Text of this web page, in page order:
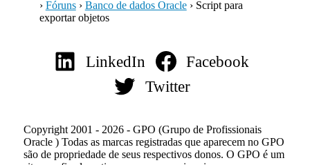
› Fóruns › Banco de dados Oracle › Script para
exportar objetos
LinkedIn
Facebook
Twitter
Copyright 2001 - 2026 - GPO (Grupo de Profissionais
Oracle ) Todas as marcas registradas que aparecem no GPO
são de propriedade de seus respectivos donos. O GPO é um